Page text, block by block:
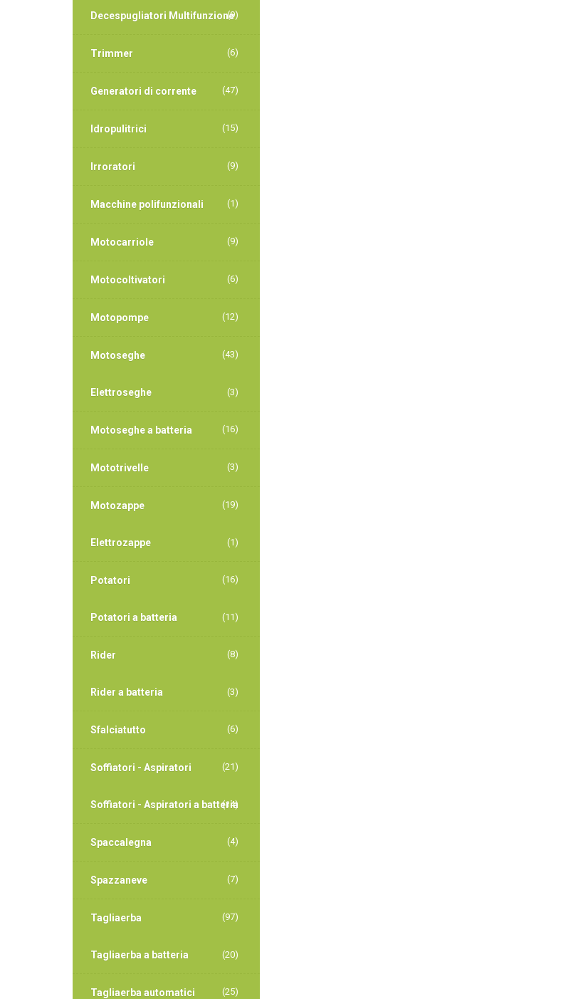
Decespugliatori Multifunzione
(9)
Trimmer (6)
Generatori di corrente (47)
Idropulitrici (15)
Irroratori (9)
Macchine polifunzionali (1)
Motocarriole (9)
Motocoltivatori (6)
Motopompe (12)
Motoseghe (43)
Elettroseghe (3)
Motoseghe a batteria (16)
Mototrivelle (3)
Motozappe (19)
Elettrozappe (1)
Potatori (16)
Potatori a batteria (11)
Rider (8)
Rider a batteria (3)
Sfalciatutto (6)
Soffiatori - Aspiratori (21)
Soffiatori - Aspiratori a batteria
(14)
Spaccalegna (4)
Spazzaneve (7)
Tagliaerba (97)
Tagliaerba a batteria (20)
Tagliaerba automatici (25)